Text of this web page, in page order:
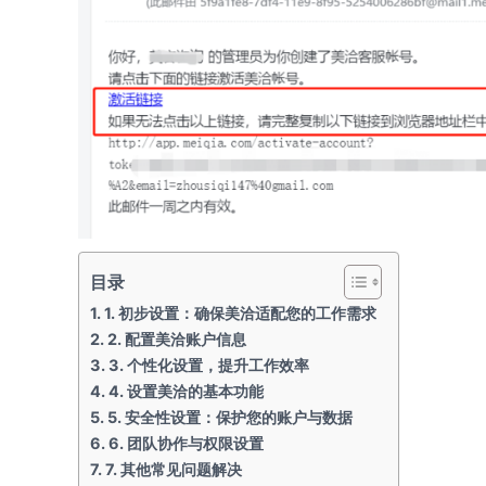
目录
1. 初步设置：确保美洽适配您的工作需求
2. 配置美洽账户信息
3. 个性化设置，提升工作效率
4. 设置美洽的基本功能
5. 安全性设置：保护您的账户与数据
6. 团队协作与权限设置
7. 其他常见问题解决